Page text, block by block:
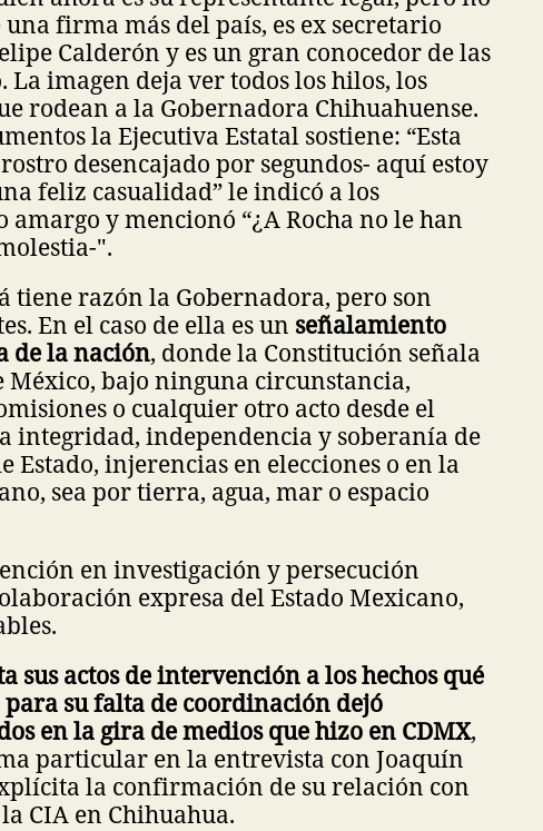
firma más del país, es ex secretario
Calderón y es un gran conocedor de las
imagen deja ver todos los hilos, los
rodean a la Gobernadora Chihuahuense.
la Ejecutiva Estatal sostiene: “Esta
desencajado por segundos- aquí estoy
feliz casualidad” le indicó a los
y mencionó “¿A Rocha no le han
".
tiene razón la Gobernadora, pero son
En el caso de ella es un señalamiento
de la nación, donde la Constitución señala
México, bajo ninguna circunstancia,
o cualquier otro acto desde el
integridad, independencia y soberanía de
Estado, injerencias en elecciones o en la
sea por tierra, agua, mar o espacio
en investigación y persecución
expresa del Estado Mexicano,
sus actos de intervención a los hechos qué
su falta de coordinación dejó
en la gira de medios que hizo en CDMX,
particular en la entrevista con Joaquín
la confirmación de su relación con
CIA en Chihuahua.